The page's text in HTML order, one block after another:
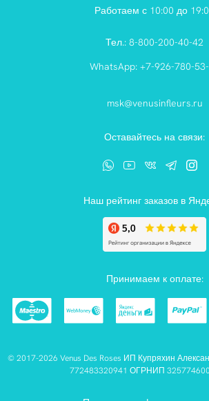
Работаем с 10:00 до
Тел.: 8-800-200-40-42
WhatsApp: +7-926-780-
msk@venusinfleurs.ru
Оставайтесь на связи:
Наш рейтинг заказов в
Принимаем к оплате:
© 2017-2026 Venus Des Roses ИП Купряхин
772483320941 ОГРНИП